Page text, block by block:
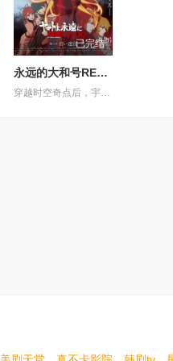
已完结
永远的大和号REBEL3199第六章碧蓝迷宫
穿越时空奇点后，宇宙战舰大和号抵达了一个全新的世界。这里并非未来，而是2026年的东京。远在加米拉斯战争爆发之前。一个未受行星核弹摧残的古老地球。如果大和号在这个时代驶向加米拉斯星球，未来或许会被改变。德萨里姆试图实现的“历史篡改”——土门龙介也面临着同样的诱惑。人类被德萨里姆改造的未来，以及战争本身的历史，或许都会消失。宇宙战舰大和号——以及他们自身——也将不复存在。然而，和平将会留存。一个阻止悲剧发生的绝望愿望。在莎夏猩红双眼的注视下，大和号化作一艘漆黑的战舰。在它留下的痕迹尽头，等待着它的是什么？